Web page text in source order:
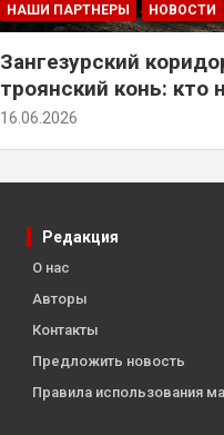
НАШИ ПАРТНЕРЫ НОВОСТИ
Зангезурский
троянский конь: кто
самом деле
16.06.2026
Редакция
О нас
Авторы
Контакты
Предложить новость
Правила использования